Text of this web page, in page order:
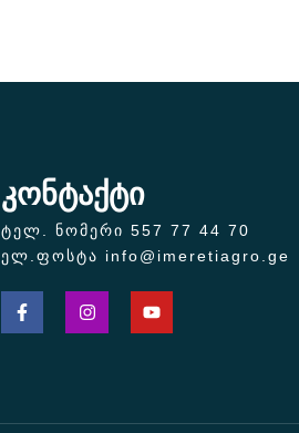
კონტაქტი
ტელ. ნომერი 557 77 44 70
ელ.ფოსტა info@imeretiagro.ge